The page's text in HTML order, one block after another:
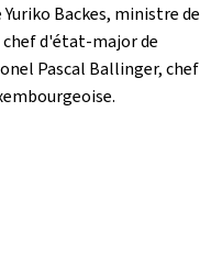
Backes, ministre de
chef d'état-major de
Pascal Ballinger, chef